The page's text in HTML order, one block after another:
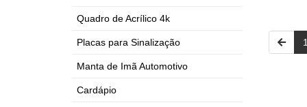
Quadro de Acrílico 4k
Placas para Sinalização
Manta de Imã Automotivo
Cardápio